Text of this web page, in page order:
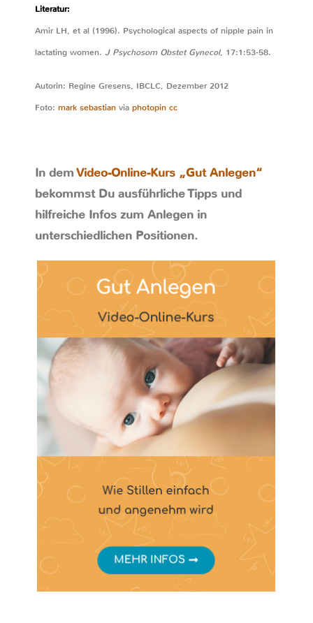
Literatur:
Amir LH, et al (1996). Psychological aspects of nipple pain in
lactating women. J Psychosom Obstet Gynecol, 17:1:53-58.
Autorin: Regine Gresens, IBCLC, Dezember 2012
Foto: mark sebastian via photopin cc
In demVideo-Online-Kurs „Gut Anlegen“
bekommst Du ausführliche Tipps und
hilfreiche Infos zum Anlegen in
unterschiedlichen Positionen.